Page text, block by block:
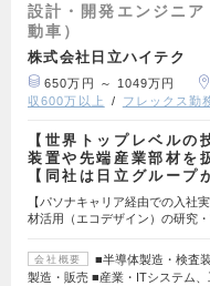
設計・開発エンジニ
動車）
株式会社日立ハイテク
650万円 ～ 1049万円
収600万以上
フレックス勤
【世界トップレベルの
装置や先端産業部材を
【同社は日立グループ
【パソナキャリア経由での入社
材活用（エコデザイン）の研
会社概要
■半導体製造・検査
製造・販売 ■産業・ITシステム